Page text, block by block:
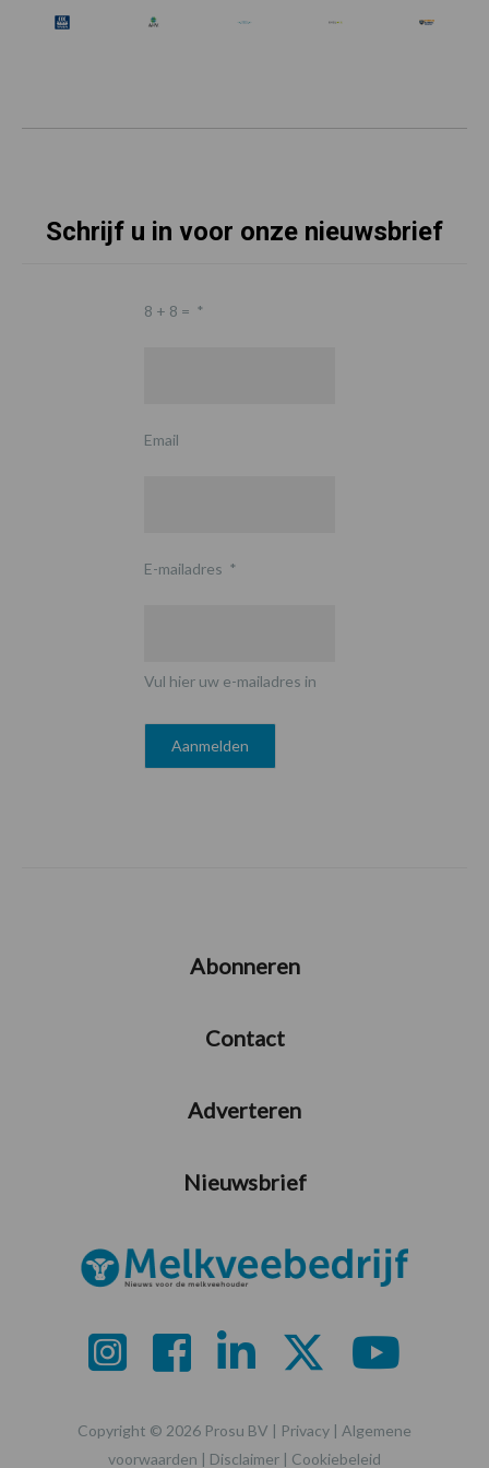
Schrijf u in voor onze nieuwsbrief
8 + 8 = *
Email
E-mailadres *
Vul hier uw e-mailadres in
Abonneren
Contact
Adverteren
Nieuwsbrief
Copyright © 2026 Prosu BV | Privacy | Algemene
voorwaarden | Disclaimer | Cookiebeleid